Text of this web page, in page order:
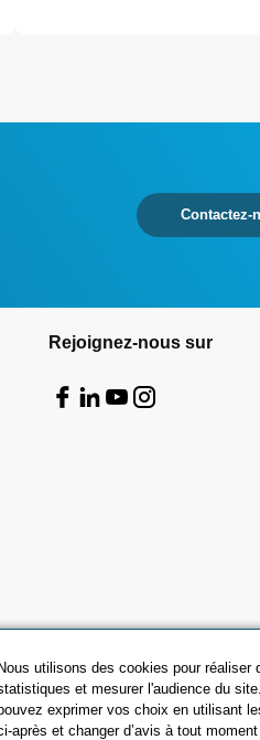
Contactez-
Rejoignez-nous sur
Nous utilisons des cookies pour réaliser
et mesurer l'audience du
exprimer vos choix en utilisant
après et changer d’avis à tout